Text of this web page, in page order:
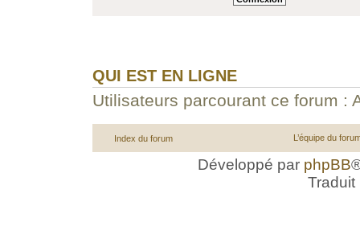
QUI EST EN LIGNE
Utilisateurs parcourant ce forum :
Index du forum L’équipe du
Développé par phpBB